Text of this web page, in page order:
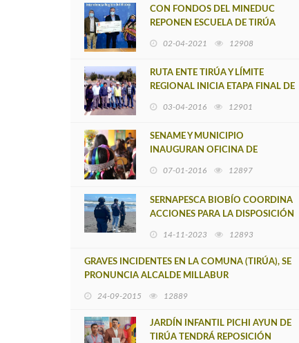
CON FONDOS DEL MINEDUC
REPONEN ESCUELA DE TIRÚA
02-04-2021 12908
RUTA ENTE TIRÚA Y LÍMITE
REGIONAL INICIA ETAPA FINAL DE
03-04-2016 12901
SENAME Y MUNICIPIO
INAUGURAN OFICINA DE
07-01-2016 12897
SERNAPESCA BIOBÍO COORDINA
ACCIONES PARA LA DISPOSICIÓN
14-11-2023 12893
GRAVES INCIDENTES EN LA COMUNA (TIRÚA), SE
PRONUNCIA ALCALDE MILLABUR
24-09-2015 12889
JARDÍN INFANTIL PICHI AYUN DE
TIRÚA TENDRÁ REPOSICIÓN